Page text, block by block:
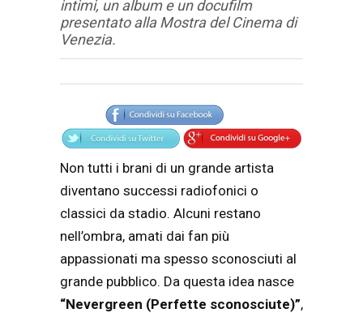
intimi, un album e un docufilm
presentato alla Mostra del Cinema di
Venezia.
Articolo
Testo articolo principale
Non tutti i brani di un grande artista
diventano successi radiofonici o
classici da stadio. Alcuni restano
nell’ombra, amati dai fan più
appassionati ma spesso sconosciuti al
grande pubblico. Da questa idea nasce
“Nevergreen (Perfette sconosciute)”,